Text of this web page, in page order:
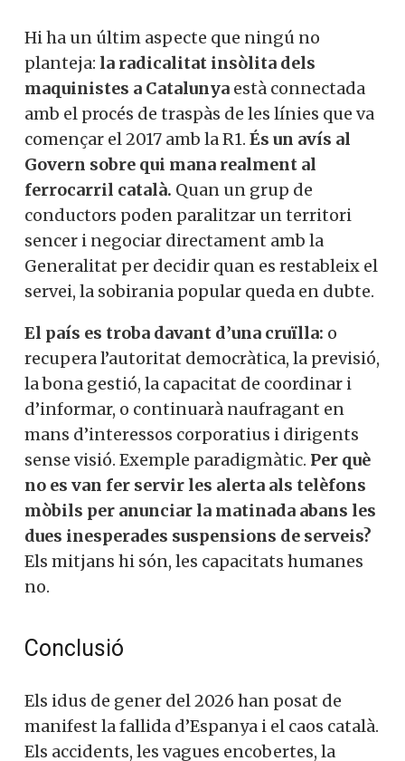
Hi ha un últim aspecte que ningú no
planteja: la radicalitat insòlita dels
maquinistes a Catalunya està connectada
amb el procés de traspàs de les línies que va
començar el 2017 amb la R1. És un avís al
Govern sobre qui mana realment al
ferrocarril català. Quan un grup de
conductors poden paralitzar un territori
sencer i negociar directament amb la
Generalitat per decidir quan es restableix el
servei, la sobirania popular queda en dubte.
El país es troba davant d’una cruïlla: o
recupera l’autoritat democràtica, la previsió,
la bona gestió, la capacitat de coordinar i
d’informar, o continuarà naufragant en
mans d’interessos corporatius i dirigents
sense visió. Exemple paradigmàtic. Per què
no es van fer servir les alerta als telèfons
mòbils per anunciar la matinada abans les
dues inesperades suspensions de serveis?
Els mitjans hi són, les capacitats humanes
no.
Conclusió
Els idus de gener del 2026 han posat de
manifest la fallida d’Espanya i el caos català.
Els accidents, les vagues encobertes, la